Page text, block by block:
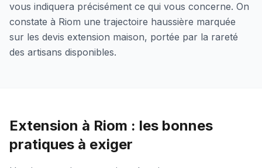
vous indiquera précisément ce qui vous concerne. On
constate à Riom une trajectoire haussière marquée
sur les devis extension maison, portée par la rareté
des artisans disponibles.
Extension à Riom : les bonnes
pratiques à exiger